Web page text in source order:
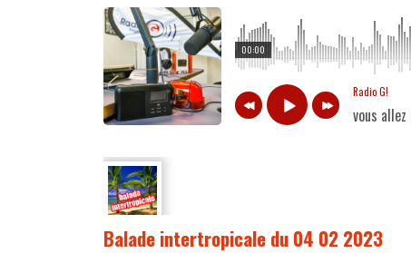
00:00
Radio G!
vous
Balade intertropicale du 04 02 2023